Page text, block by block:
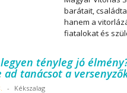
barátait,
hanem a
fiatalokat és
tényleg jó
ad tanácsot a
- Kékszalag